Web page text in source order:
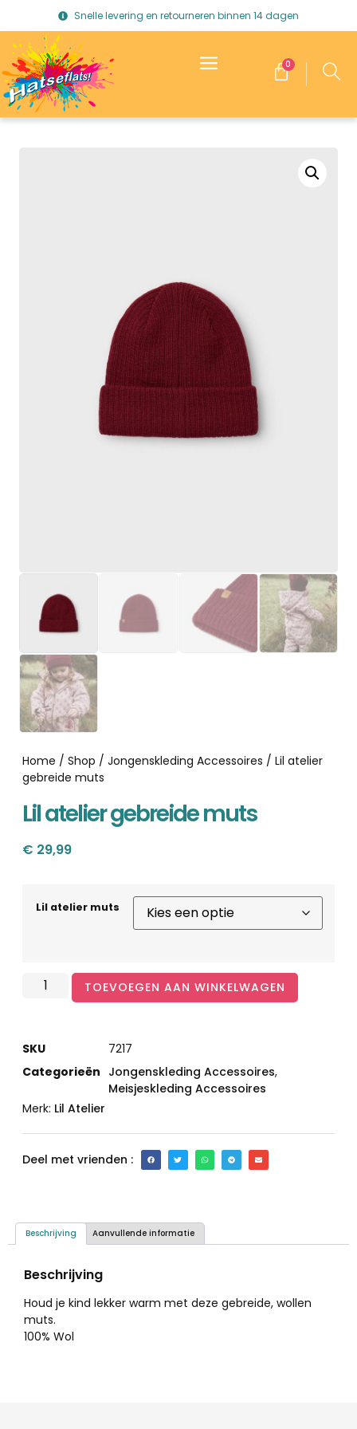
Snelle levering en retourneren binnen 14 dagen
0
Home / Shop / Jongenskleding Accessoires / Lil atelier
gebreide muts
Lil atelier gebreide muts
€ 29,99
Lil atelier muts
TOEVOEGEN AAN WINKELWAGEN
SKU
7217
Categorieën Jongenskleding Accessoires,
Meisjeskleding Accessoires
Merk: Lil Atelier
Deel met vrienden :
Beschrijving Aanvullende informatie
Beschrijving
Houd je kind lekker warm met deze gebreide, wollen
muts.
100% Wol